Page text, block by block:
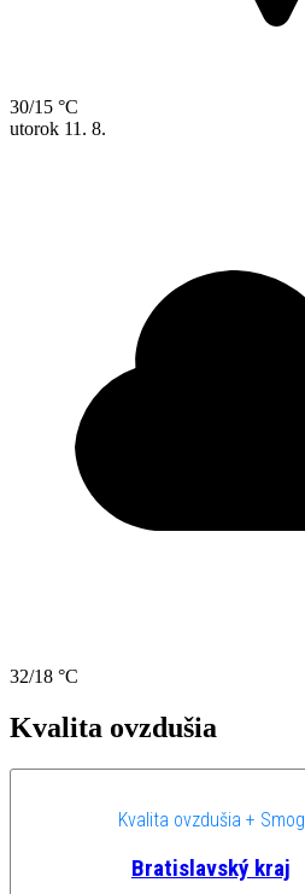
30/15 °C
utorok 11. 8.
32/18 °C
Kvalita ovzdušia
Kvalita ovzdušia + Smog
Bratislavský kraj